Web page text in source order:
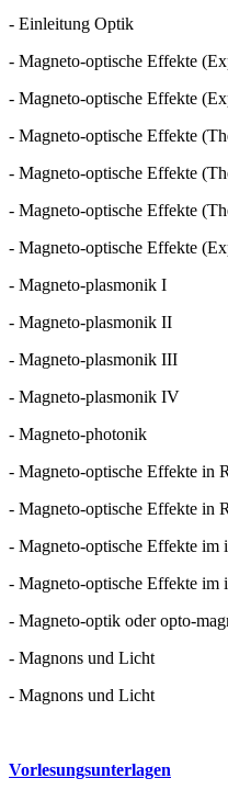
- Einleitung Optik
- Magneto-optische Effekte
- Magneto-optische Effekte
- Magneto-optische Effekte
- Magneto-optische Effekte
- Magneto-optische Effekte
- Magneto-optische Effekte
- Magneto-plasmonik I
- Magneto-plasmonik II
- Magneto-plasmonik III
- Magneto-plasmonik IV
- Magneto-photonik
- Magneto-optische Effekte in
- Magneto-optische Effekte in
- Magneto-optische Effekte im
- Magneto-optische Effekte im
- Magneto-optik oder opto-
- Magnons und Licht
- Magnons und Licht
Vorlesungsunterlagen